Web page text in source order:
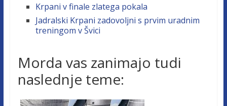
Krpani v finale zlatega pokala
Jadralski Krpani zadovoljni s prvim uradnim
treningom v Švici
Morda vas zanimajo tudi
naslednje teme: